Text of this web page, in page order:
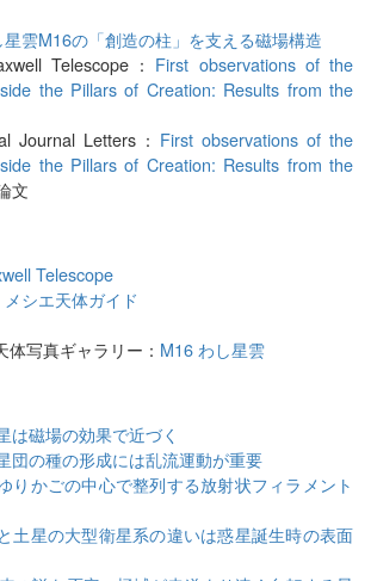
星雲M16の「創造の柱」を支える磁場構造
Telescope： First observations of the
the Pillars of Creation: Results from the
Journal Letters： First observations of the
the Pillars of Creation: Results from the
文
Telescope
メシエ天体ガイド
写真ギャラリー： M16 わし星雲
は磁場の効果で近づく
団の種の形成には乱流運動が重要
りかごの中心で整列する放射状フィラメント
土星の大型衛星系の違いは惑星誕生時の表面